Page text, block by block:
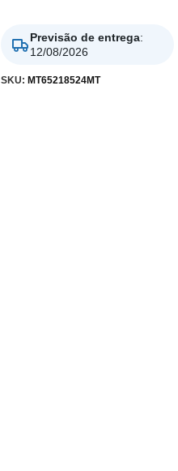
Previsão de entrega:
12/08/2026
SKU: MT65218524MT